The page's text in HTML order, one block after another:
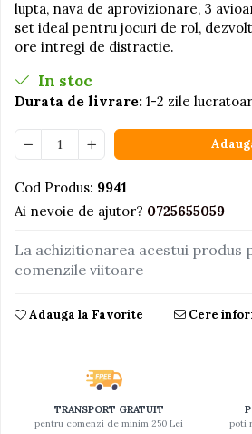
Fotolii gonflabile
Jocuri de indemanare
Jocuri sportive
Jucarii educative din lemn
Motociclete
Muzica si instrumente
Pistoale
Plastilina
Proiectoare
Saltelute si centre de activitati
Trenuri cu sine
lupta, nava de aprovizionare, 3
set ideal pentru jocuri de rol,
ore intregi de distractie.
In stoc
Durata de livrare: 1-2 zile
Cod Produs: 9941
Ai nevoie de ajutor? 0725655059
La achizitionarea acestui produs
comenzile viitoare
Adauga la Favorite Cere
TRANSPORT GRATUIT
pentru comenzi de minim 250 Lei poti